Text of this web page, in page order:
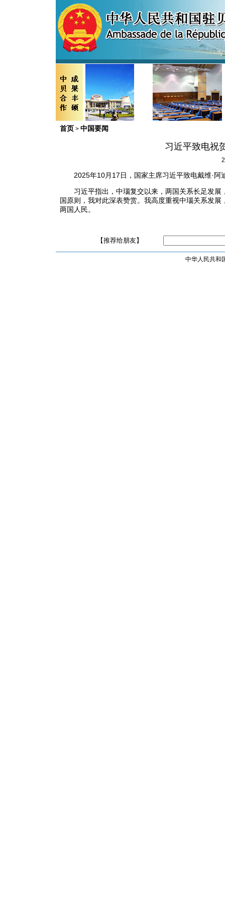
首页 > 中国要闻
习近平致电祝
2025年10月17日，国家主席习近平致电戴维·
习近平指出，中瑙复交以来，两国关系长足发
国原则，我对此深表赞赏。我高度重视中瑙关系发
两国人民。
【推荐给朋友】
中华人民共和